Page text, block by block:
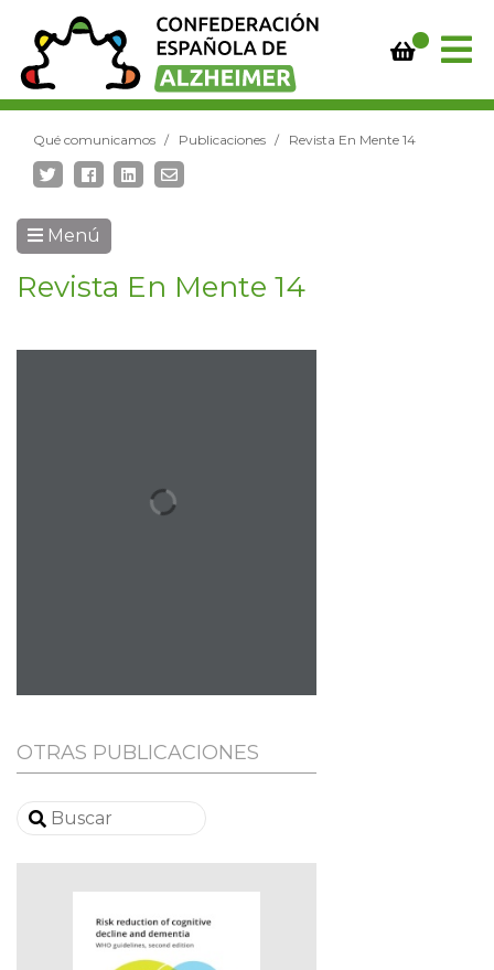
Qué comunicamos Publicaciones Revista En Mente 14
Menú
Revista En Mente 14
OTRAS PUBLICACIONES